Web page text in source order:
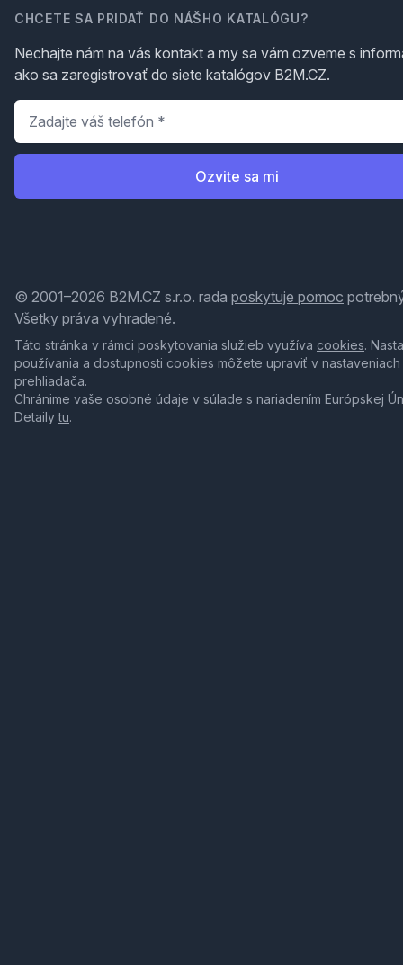
CHCETE SA PRIDAŤ DO NÁŠHO KATALÓGU?
Nechajte nám na vás kontakt a my sa vám ozveme s
ako sa zaregistrovať do siete katalógov B2M.CZ.
Telefón
Ozvite sa mi
© 2001–2026 B2M.CZ s.r.o. rada poskytuje pomoc
Všetky práva vyhradené.
Táto stránka v rámci poskytovania služieb využíva cookies.
používania a dostupnosti cookies môžete upraviť v nastaveniach
prehliadača.
Chránime vaše osobné údaje v súlade s nariadením Európskej
Detailytu.